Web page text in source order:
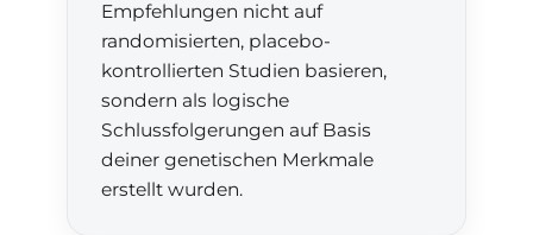
Empfehlungen nicht auf
randomisierten, placebo-
kontrollierten Studien basieren,
sondern als logische
Schlussfolgerungen auf Basis
deiner genetischen Merkmale
erstellt wurden.